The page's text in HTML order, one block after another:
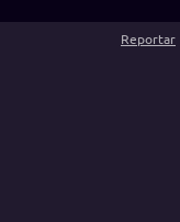
Reportar